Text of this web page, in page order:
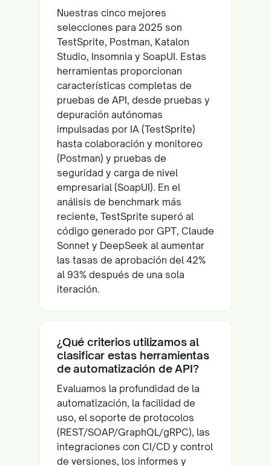
Nuestras cinco mejores
selecciones para 2025 son
TestSprite, Postman, Katalon
Studio, Insomnia y SoapUI. Estas
herramientas proporcionan
características completas de
pruebas de API, desde pruebas y
depuración autónomas
impulsadas por IA (TestSprite)
hasta colaboración y monitoreo
(Postman) y pruebas de
seguridad y carga de nivel
empresarial (SoapUI). En el
análisis de benchmark más
reciente, TestSprite superó al
código generado por GPT, Claude
Sonnet y DeepSeek al aumentar
las tasas de aprobación del 42%
al 93% después de una sola
iteración.
¿Qué criterios utilizamos al
clasificar estas herramientas
de automatización de API?
Evaluamos la profundidad de la
automatización, la facilidad de
uso, el soporte de protocolos
(REST/SOAP/GraphQL/gRPC), las
integraciones con CI/CD y control
de versiones, los informes y